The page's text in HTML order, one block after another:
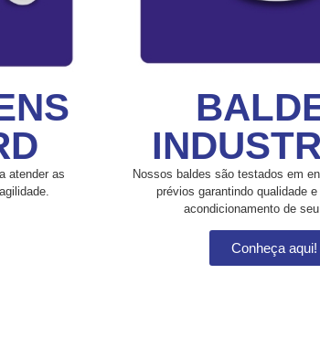
atender as
Nossos baldes são testados em
prévios garantindo qualidade
acondicionamento de seu
Conheça aqui!